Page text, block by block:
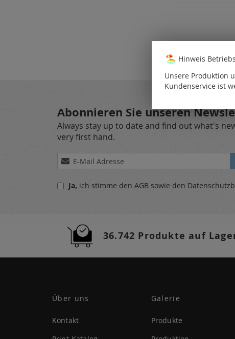
Abonnieren Sie unseren
Always stay up to date and find out what's
very first hand.
Melden
Sie
für Ja, ich stimme den AGB sowie den
36.742 Produkte auf
Über uns
Kontakt
Galerie
Produkte
Hinweis
Unsere Produktion
Kundenservice ist